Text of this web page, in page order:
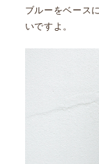
ブルーをベース
いですよ。